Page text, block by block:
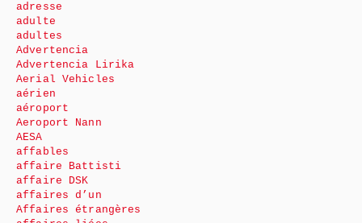
adresse
adulte
adultes
Advertencia
Advertencia Lirika
Aerial Vehicles
aérien
aéroport
Aeroport Nann
AESA
affables
affaire Battisti
affaire DSK
affaires d’un
Affaires étrangères